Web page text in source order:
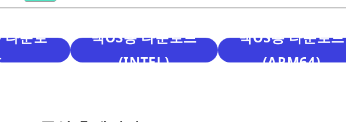
다운로
맥OS용 다운로드
(INTEL)
맥OS용 다운로드
(ARM64)